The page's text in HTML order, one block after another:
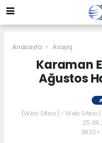
Anasayfa Asayiş
Karaman
Ağustos
(Web Sitesi) - Web Sitesi